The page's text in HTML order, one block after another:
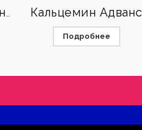
Кальцемин Адванс
Подробнее